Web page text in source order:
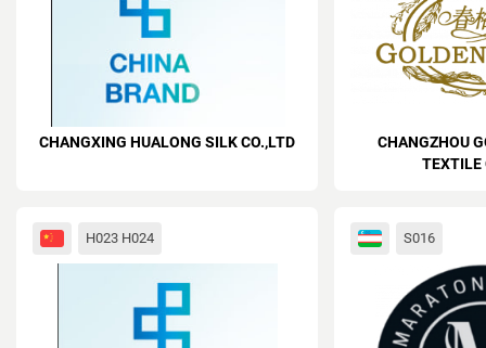
CHANGXING HUALONG SILK CO.,LTD
CHANGZHOU
TEXTILE
H023 H024 S016